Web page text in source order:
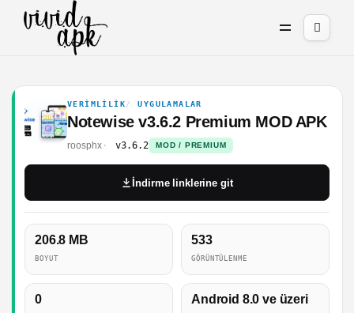
VERIMLILIK UYGULAMALAR
Notewise v3.6.2 Premium MOD APK
roosphx v3.6.2 MOD / PREMIUM
206.8 MB
BOYUT
533
GÖRÜNTÜLENME
0 Android 8.0 ve üzeri
İndirme linklerine git